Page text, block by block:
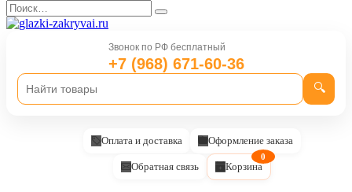
Перейти
к
содержанию
Search
for:
Звонок по РФ бесплатный
+7 (968) 671-60-36
🔍
Оплата и доставка Оформление заказа
Обратная связь Корзина
0